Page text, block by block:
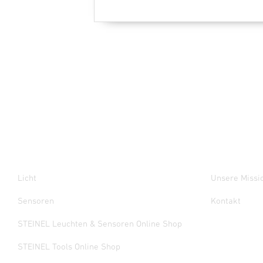
Licht
Sensoren
STEINEL Leuchten & Sensoren Online Shop
STEINEL Tools Online Shop
Unsere
Kontakt